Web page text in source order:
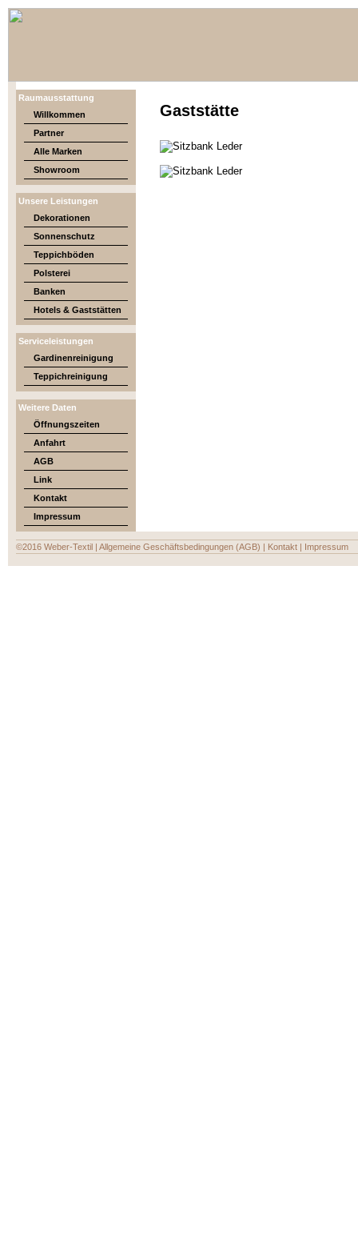
Raumausstattung
Willkommen
Partner
Alle Marken
Showroom
Unsere Leistungen
Dekorationen
Sonnenschutz
Teppichböden
Polsterei
Banken
Hotels & Gaststätten
Serviceleistungen
Gardinenreinigung
Teppichreinigung
Weitere Daten
Öffnungszeiten
Anfahrt
AGB
Link
Kontakt
Impressum
Gaststätte
©2016 Weber-Textil Allgemeine Geschäftsbedingungen (AGB) Kontakt Impressum